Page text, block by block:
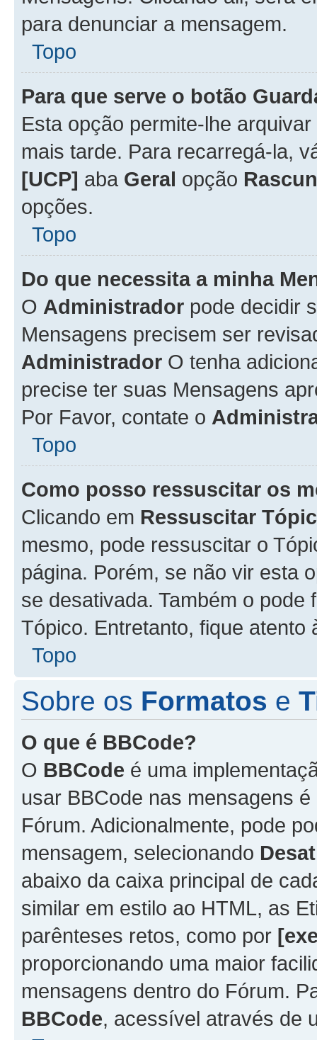
para denunciar a mensagem.
Topo
Para que serve o botão
Esta opção permite-lhe
mais tarde. Para recarregá-la,
[UCP] aba Geral opção
opções.
Topo
Do que necessita a minha
O Administrador pode decidir
Mensagens precisem ser
Administrador O tenha
precise ter suas Mensagens
Por Favor, contate o
Topo
Como posso ressuscitar os
Clicando em Ressuscitar
mesmo, pode ressuscitar o
página. Porém, se não vir esta
se desativada. Também o
Tópico. Entretanto, fique atento
Topo
Sobre os Formatos e
O que é BBCode?
O BBCode é uma
usar BBCode nas mensagens
Fórum. Adicionalmente, pode
mensagem, selecionando
abaixo da caixa principal de
similar em estilo ao HTML, as
parênteses retos, como por
proporcionando uma maior
mensagens dentro do Fórum.
BBCode, acessível através de